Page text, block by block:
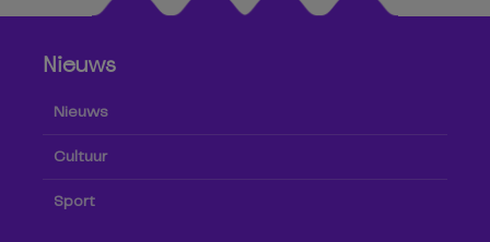
Nieuws
Nieuws
Cultuur
Sport